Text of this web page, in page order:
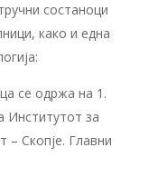
состаноци
како и една
се одржа на 1.
Институтот за
– Скопје. Главни